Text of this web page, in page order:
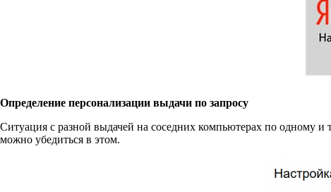
Определение персонализации выдачи по запросу
Ситуация с разной выдачей на соседних компьютерах по одному и
можно убедиться в этом.